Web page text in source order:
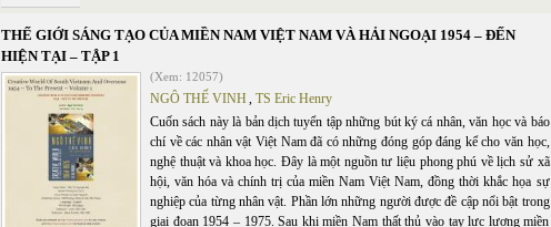
THẾ GIỚI SÁNG TẠO CỦA MIỀN NAM VIỆT NAM VÀ HẢI NGOẠI 1954 – ĐẾN
HIỆN TẠI – TẬP 1
(Xem: 12057)
NGÔ THẾ VINH, TS Eric Henry
Cuốn sách này là bản dịch tuyển tập những bút ký cá nhân, văn học và báo
chí về các nhân vật Việt Nam đã có những đóng góp đáng kể cho văn học,
nghệ thuật và khoa học. Đây là một nguồn tư liệu phong phú về lịch sử xã
hội, văn hóa và chính trị của miền Nam Việt Nam, đồng thời khắc họa sự
nghiệp của từng nhân vật. Phần lớn những người được đề cập nổi bật trong
giai đoạn 1954 – 1975. Sau khi miền Nam thất thủ vào tay lực lượng miền